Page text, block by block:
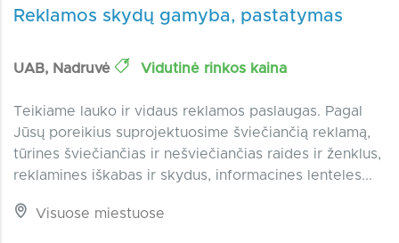
Reklamos skydų gamyba, pastatymas
UAB, Nadruvė Vidutinė rinkos kaina
Teikiame lauko ir vidaus reklamos paslaugas. Pagal
Jūsų poreikius suprojektuosime šviečiančią reklamą,
tūrines šviečiančias ir nešviečiančias raides ir ženklus,
reklamines iškabas ir skydus, informacines lenteles...
Visuose miestuose